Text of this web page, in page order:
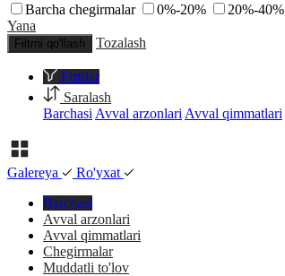
Barcha chegirmalar
0%-20% 20%-40%
Yana
Filtrni qo'llash Tozalash
Firtrlar
Saralash
Barchasi Avval arzonlari Avval qimmatlari
Galereya
Ro'yxat
Barchasi
Avval arzonlari
Avval qimmatlari
Chegirmalar
Muddatli to'lov